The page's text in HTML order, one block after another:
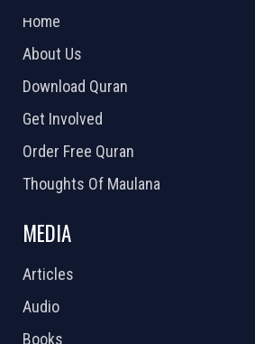
Home
About Us
Download Quran
Get Involved
Order Free Quran
Thoughts Of Maulana
MEDIA
Articles
Audio
Books